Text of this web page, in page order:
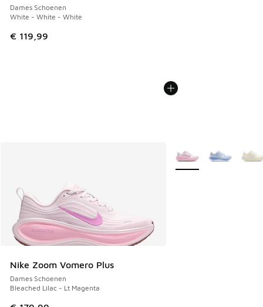
Dames Schoenen
White - White - White
€ 119,99
Nike Zoom Vomero Plus
Dames Schoenen
Bleached Lilac - Lt Magenta
Meer kleuren